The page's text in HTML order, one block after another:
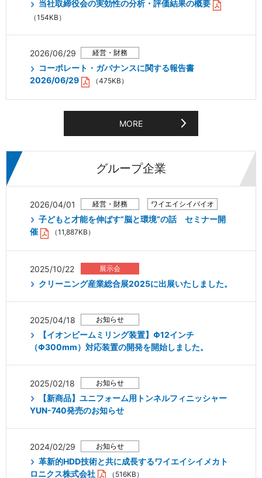
当社取締役会の実効性の分析・評価結果の概要
（154KB）
2026/06/29
コーポレート・ガバナンスに関する報告書
2026/06/29
（475KB）
MORE
グループ企業
2026/04/01
子どもと才能を伸ばす”脳と環境”の話 セミナー開
催
（11,887KB）
2025/10/22
クリーニング産業総合展2025に出展いたしました。
2025/04/18
【イオンビームミリング装置】Φ12インチ
（Φ300mm）対応装置の開発を開始しました。
2025/02/18
【新商品】ユニフォーム用トンネルフィニッシャー
YUN-740発売のお知らせ
2024/02/29
革新的HDD技術と共に成長するワイエイシイメカト
ロニクス株式会社
（516KB）